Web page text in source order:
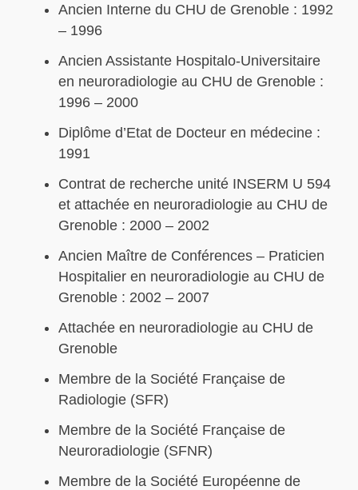
Ancien Interne du CHU de Grenoble : 1992
– 1996
Ancien Assistante Hospitalo-Universitaire
en neuroradiologie au CHU de Grenoble :
1996 – 2000
Diplôme d’Etat de Docteur en médecine :
1991
Contrat de recherche unité INSERM U 594
et attachée en neuroradiologie au CHU de
Grenoble : 2000 – 2002
Ancien Maître de Conférences – Praticien
Hospitalier en neuroradiologie au CHU de
Grenoble : 2002 – 2007
Attachée en neuroradiologie au CHU de
Grenoble
Membre de la Société Française de
Radiologie (SFR)
Membre de la Société Française de
Neuroradiologie (SFNR)
Membre de la Société Européenne de